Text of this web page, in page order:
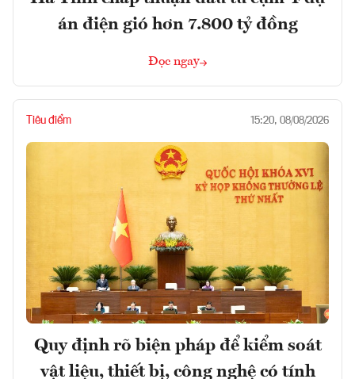
án điện gió hơn 7.800 tỷ đồng
Đọc ngay
Tiêu điểm 15:20, 08/08/2026
Quy định rõ biện pháp để kiểm soát
vật liệu, thiết bị, công nghệ có tính